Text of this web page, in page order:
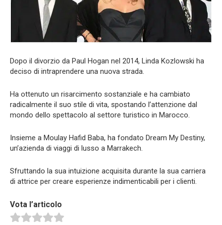
Dopo il divorzio da Paul Hogan nel 2014, Linda Kozlowski ha
deciso di intraprendere una nuova strada.
Ha ottenuto un risarcimento sostanziale e ha cambiato
radicalmente il suo stile di vita, spostando l’attenzione dal
mondo dello spettacolo al settore turistico in Marocco.
Insieme a Moulay Hafid Baba, ha fondato Dream My Destiny,
un’azienda di viaggi di lusso a Marrakech.
Sfruttando la sua intuizione acquisita durante la sua carriera
di attrice per creare esperienze indimenticabili per i clienti.
Vota l’articolo